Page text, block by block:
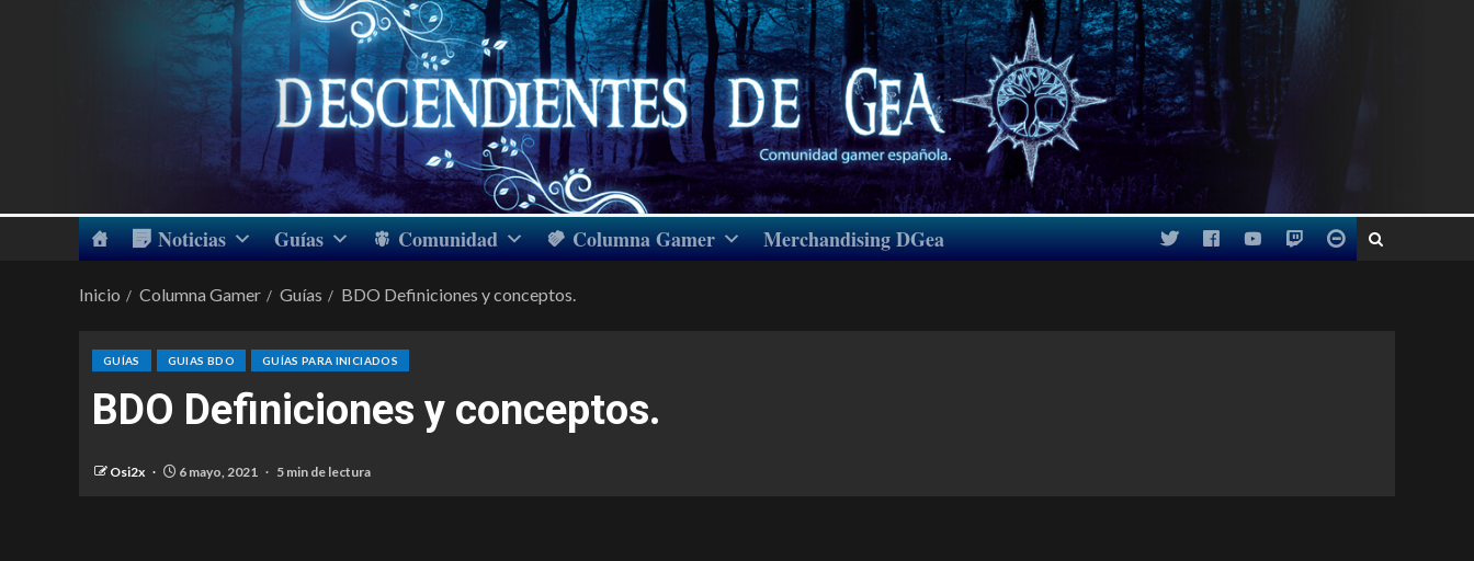
Noticias Guías Comunidad Columna Gamer Merchandising DGea
Inicio Columna Gamer Guías BDO Definiciones y conceptos.
GUÍAS GUIAS BDO GUÍAS PARA INICIADOS
BDO Definiciones y conceptos.
Osi2x 6 mayo, 2021 5 min de lectura